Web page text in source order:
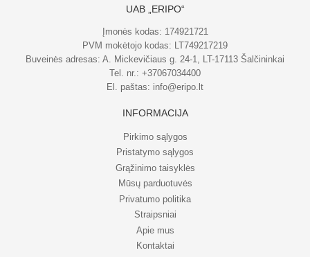
UAB „ERIPO“
Įmonės kodas: 174921721
PVM mokėtojo kodas: LT749217219
Buveinės adresas: A. Mickevičiaus g. 24-1, LT-17113 Šalčininkai
Tel. nr.: +37067034400
El. paštas: info@eripo.lt
INFORMACIJA
Pirkimo sąlygos
Pristatymo sąlygos
Grąžinimo taisyklės
Mūsų parduotuvės
Privatumo politika
Straipsniai
Apie mus
Kontaktai